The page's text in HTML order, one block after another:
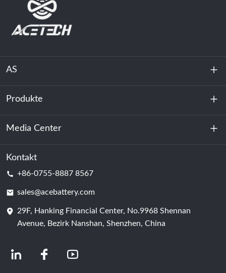
AS
Über uns
Nachhaltigkeit
Produkte
Energiespeicherung
Rechenzentrum & Serverraum
Batterie
Media Center
Nachricht
Kontakt
+86-0755-8887 8567
sales@acebattery.com
29F, Hanking Financial Center, No.9968 Shennan
Avenue, Bezirk Nanshan, Shenzhen, China